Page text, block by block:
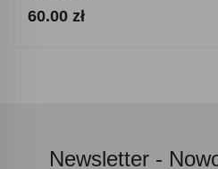
60.00 zł
Newsletter -